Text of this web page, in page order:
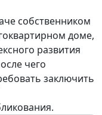
собственником
доме,
развития
чего
заключить